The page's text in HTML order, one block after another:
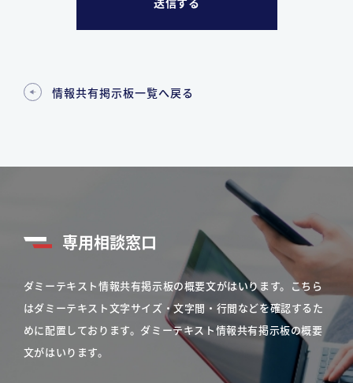
情報共有掲示板一覧へ戻る
専用相談窓口
ダミーテキスト情報共有掲示板の概要文がはいります。こちら
はダミーテキスト文字サイズ・文字間・行間などを確認するた
めに配置しております。ダミーテキスト情報共有掲示板の概要
文がはいります。